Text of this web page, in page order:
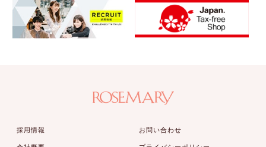
採用情報 お問い合わせ